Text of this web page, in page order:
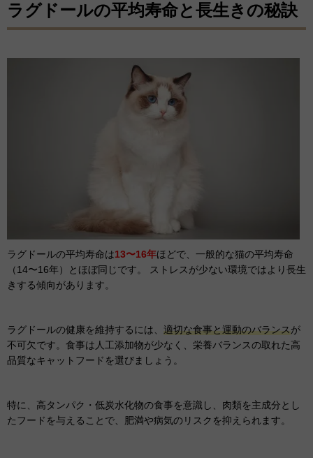
ラグドールの平均寿命と長生きの秘訣
ラグドールの平均寿命は13〜16年ほどで、一般的な猫の平均寿命
（14〜16年）とほぼ同じです。 ストレスが少ない環境ではより長生
きする傾向があります。
ラグドールの健康を維持するには、 適切な食事と運動のバランスが
不可欠です。食事は人工添加物が少なく、栄養バランスの取れた高
品質なキャットフードを選びましょう。
特に、高タンパク・低炭水化物の食事を意識し、肉類を主成分とし
たフードを与えることで、肥満や病気のリスクを抑えられます。